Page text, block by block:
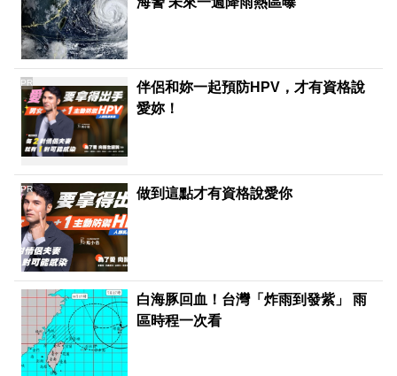
伴侶和妳一起預防HPV，才有資格說
愛妳！
PR
做到這點才有資格說愛你
PR
白海豚回血！台灣「炸雨到發紫」 雨
區時程一次看